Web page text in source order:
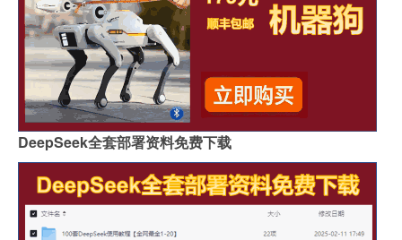
DeepSeek全套部署资料免费下载